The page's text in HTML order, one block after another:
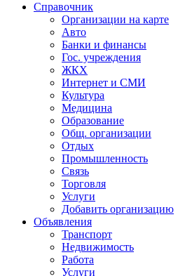
Справочник
Организации на карте
Авто
Банки и финансы
Гос. учреждения
ЖКХ
Интернет и СМИ
Культура
Медицина
Образование
Общ. организации
Отдых
Промышленность
Связь
Торговля
Услуги
Добавить организацию
Объявления
Транспорт
Недвижимость
Работа
Услуги